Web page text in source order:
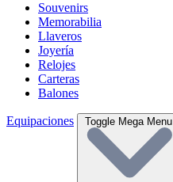
Souvenirs
Memorabilia
Llaveros
Joyería
Relojes
Carteras
Balones
Equipaciones Toggle Mega Menu